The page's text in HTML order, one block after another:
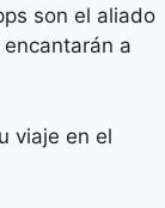
son el aliado
a
viaje en el